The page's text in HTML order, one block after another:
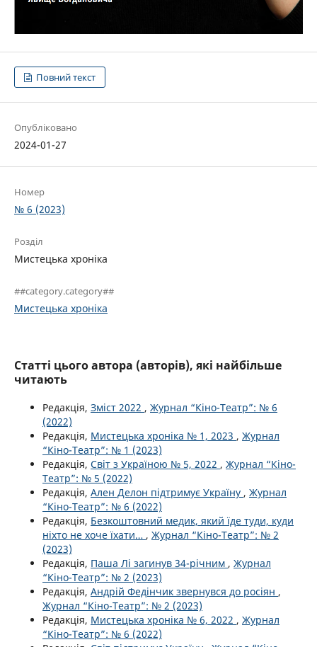
Повний текст
Опубліковано
2024-01-27
Номер
№ 6 (2023)
Розділ
Мистецька хроніка
##category.category##
Мистецька хроніка
Статті цього автора (авторів), які найбільше
читають
Редакція, Зміст 2022 , Журнал “Кіно-Театр”: № 6
(2022)
Редакція, Мистецька хроніка № 1, 2023 , Журнал
“Кіно-Театр”: № 1 (2023)
Редакція, Світ з Україною № 5, 2022 , Журнал “Кіно-
Театр”: № 5 (2022)
Редакція, Ален Делон підтримує Україну , Журнал
“Кіно-Театр”: № 6 (2022)
Редакція, Безкоштовний медик, який їде туди, куди
ніхто не хоче їхати… , Журнал “Кіно-Театр”: № 2
(2023)
Редакція, Паша Лі загинув 34-річним , Журнал
“Кіно-Театр”: № 2 (2023)
Редакція, Андрій Федінчик звернувся до росіян ,
Журнал “Кіно-Театр”: № 2 (2023)
Редакція, Мистецька хроніка № 6, 2022 , Журнал
“Кіно-Театр”: № 6 (2022)